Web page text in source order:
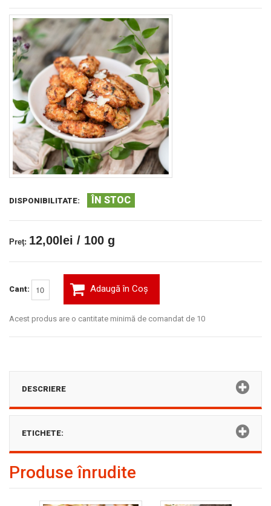
DISPONIBILITATE: ÎN STOC
Preţ: 12,00lei / 100 g
Cant: Adaugă în Coş
Acest produs are o cantitate minimă de comandat de 10
DESCRIERE
ETICHETE:
Produse înrudite